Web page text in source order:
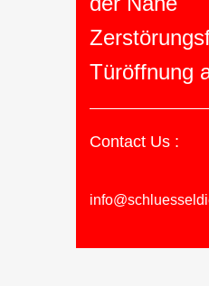
Türöffnung
Contact Us :